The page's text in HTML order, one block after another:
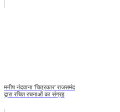
मनीष नंदवाना 'चित्रकार' राजसमंद
द्वारा रचित रचनाओं का संग्रह